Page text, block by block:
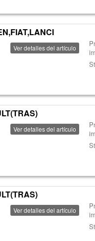
Ver detalles del artículo
Ver detalles del artículo
Ver detalles del artículo